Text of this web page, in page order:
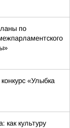
по
«Улыбка
как культуру